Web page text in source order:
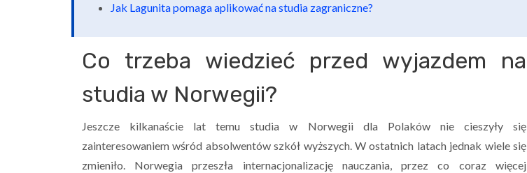
Jak Lagunita pomaga aplikować na studia zagraniczne?
Co trzeba wiedzieć przed wyjazdem na
studia w Norwegii?
Jeszcze kilkanaście lat temu studia w Norwegii dla Polaków nie cieszyły się
zainteresowaniem wśród absolwentów szkół wyższych. W ostatnich latach jednak wiele się
zmieniło. Norwegia przeszła internacjonalizację nauczania, przez co coraz więcej